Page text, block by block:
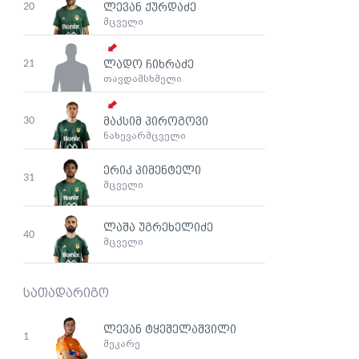
20 ლევან ქურდაძე
მცველი
21 ლადო ჩიხრაძე
თავდამსხმელი
30 მაკსიმ პიროგოვი
ნახევარმცველი
31
ერიკ პიმენტელი
მცველი
40
ლაშა უგრეხელიძე
მცველი
სათადარიგო
1
ლევან ტყეშელაშვილი
მეკარე